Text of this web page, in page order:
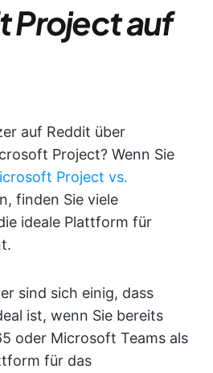
Project auf
auf Reddit über
Project? Wenn Sie
Project vs.
finden Sie viele
ideale Plattform für
sind sich einig, dass
ist, wenn Sie bereits
oder Microsoft Teams als
für das